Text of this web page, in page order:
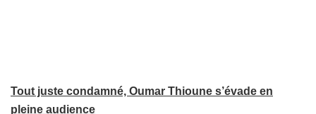
Tout juste condamné, Oumar Thioune s’évade en
pleine audience